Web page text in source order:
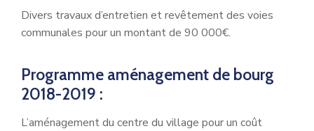
Divers travaux d’entretien et revêtement des voies
communales pour un montant de 90 000€.
Programme aménagement de bourg
2018-2019 :
L’aménagement du centre du village pour un coût